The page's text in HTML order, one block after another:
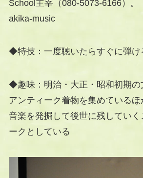
School主宰（080-5073-6166）。
akika-music
◆特技：一度聴いたらすぐに弾け
◆趣味：明治・大正・昭和初期の
アンティーク着物を集めている
音楽を発掘して後世に残していく
ークとしている